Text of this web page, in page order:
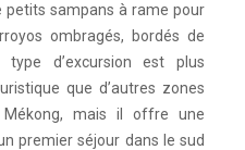
sampans à rame pour
ombragés, bordés de
type d’excursion est plus
que d’autres zones
mais il offre une
premier séjour dans le sud